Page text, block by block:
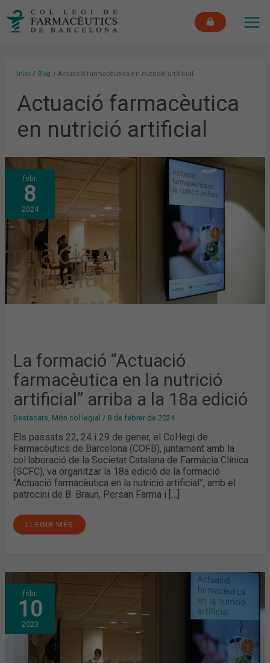
Inici Blog Actuació farmacèutica en nutrició artificial
Actuació farmacèutica
en nutrició artificial
febr.
8
2024
La formació “Actuació
farmacèutica en la nutrició
artificial” arriba a la 18a edició
Destacats, Món col·legial / 8 de febrer de 2024
Els passats 22, 24 i 29 de gener, el Col·legi de
Farmacèutics de Barcelona (COFB), juntament amb la
col·laboració de la Societat Catalana de Farmàcia Clínica
(SCFC), va organitzar la 18a edició de la formació
“Actuació farmacèutica en la nutrició artificial”, amb el
patrocini de B. Braun, Persan Farma i […]
LA
FORMACIÓ
“ACTUACIÓ
FARMACÈUTICA
EN
LA
NUTRICIÓ
ARTIFICIAL”
ARRIBA
LA
18A
EDICIÓ
LLEGIR MÉS
febr.
10
2023
NOVES
FORMACIONS
EN
L’ACTUACIÓ
FARMACÈUTICA
EN
PACIENTS
AMB
NUTRICIÓ
ARTIFICIAL